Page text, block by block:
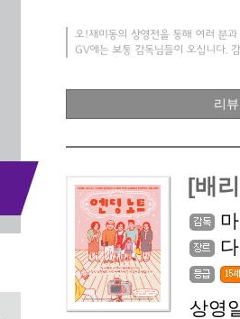
리뷰
[배
상영